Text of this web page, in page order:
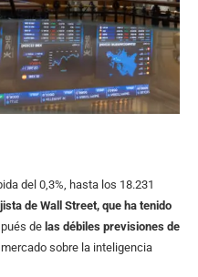
del 0,3%, hasta los 18.231
de Wall Street, que ha tenido
de las débiles previsiones de
sobre la inteligencia